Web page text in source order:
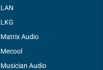
LAN
LKG
Matrix Audio
Mecool
Musician Audio